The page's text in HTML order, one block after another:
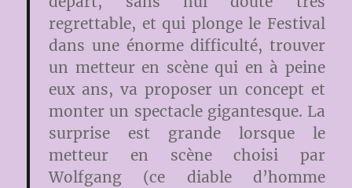
regrettable, et qui plonge le Festival
dans une énorme difficulté, trouver
un metteur en scène qui en à peine
eux ans, va proposer un concept et
monter un spectacle gigantesque. La
surprise est grande lorsque le
metteur en scène choisi par
Wolfgang (ce diable d’homme